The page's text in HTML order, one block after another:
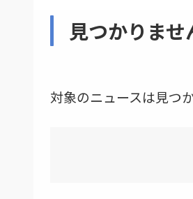
見つかりませ
対象のニュースは見つ